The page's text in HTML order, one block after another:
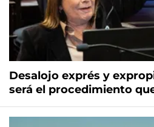
Desalojo exprés y
será el procedimiento